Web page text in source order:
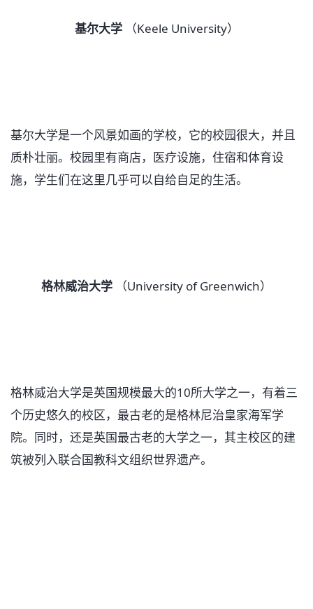
基尔大学 （Keele University）
基尔大学是一个风景如画的学校，它的校园很大，并且
质朴壮丽。校园里有商店，医疗设施，住宿和体育设
施，学生们在这里几乎可以自给自足的生活。
格林威治大学 （University of Greenwich）
格林威治大学是英国规模最大的10所大学之一，有着三
个历史悠久的校区，最古老的是格林尼治皇家海军学
院。同时，还是英国最古老的大学之一，其主校区的建
筑被列入联合国教科文组织世界遗产。